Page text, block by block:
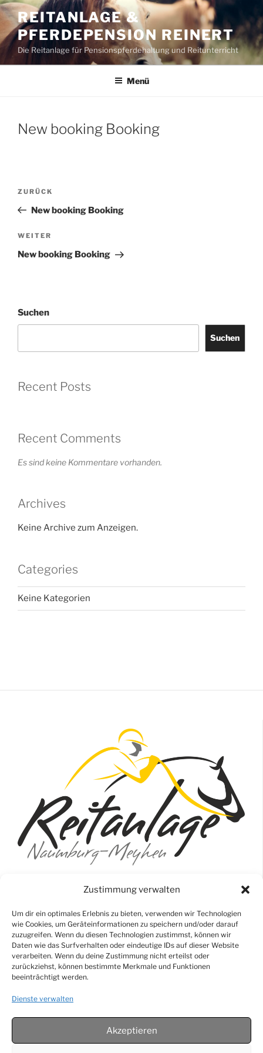
Zustimmung verwalten
Um dir ein optimales Erlebnis zu bieten, verwenden wir Technologien
wie Cookies, um Geräteinformationen zu speichern und/oder darauf
zuzugreifen. Wenn du diesen Technologien zustimmst, können wir
Daten wie das Surfverhalten oder eindeutige IDs auf dieser Website
verarbeiten. Wenn du deine Zustimmung nicht erteilst oder
zurückziehst, können bestimmte Merkmale und Funktionen
beeinträchtigt werden.
Dienste verwalten
Akzeptieren
REITANLAGE &
PFERDEPENSION REINERT
Die Reitanlage für Pensionspferdehaltung und Reitunterricht
Menü
New booking Booking
ZURÜCK
New booking Booking
WEITER
New booking Booking
Suchen
Suchen
Recent Posts
Recent Comments
Es sind keine Kommentare vorhanden.
Archives
Keine Archive zum Anzeigen.
Categories
Keine Kategorien
Beuditzerberg 8
06618 Naumburg (OT Meyhen)
0174 9525369
reitanlage-meyhen@gmx.de
Impressum